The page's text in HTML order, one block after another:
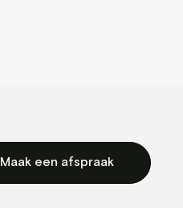
Maak een afspraak